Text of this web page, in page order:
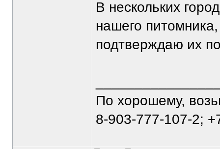
В нескольких
нашего
подтверждаю их
По хорошему,
8-903-777-107-2;